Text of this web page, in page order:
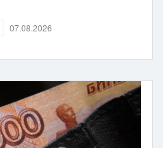
07.08.2026